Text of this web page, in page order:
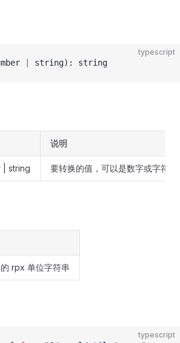
typescript
string): string
说明
| string 要转换的值，可以是数字或字符串
rpx 单位字符串
typescript